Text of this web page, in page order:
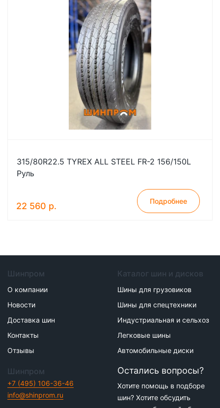
315/80R22.5 TYREX ALL STEEL FR-2 156/150L
Руль
22 560 р. Подробнее
Шинпром
О компании
Новости
Доставка шин
Контакты
Отзывы
Каталог шин и дисков
Шины для грузовиков
Шины для спецтехники
Индустриальная и сельхоз
Легковые шины
Автомобильные диски
Шинпром
+7 (495) 106-36-46
info@shinprom.ru
Остались вопросы?
Хотите помощь в подборе
шин? Хотите обсудить